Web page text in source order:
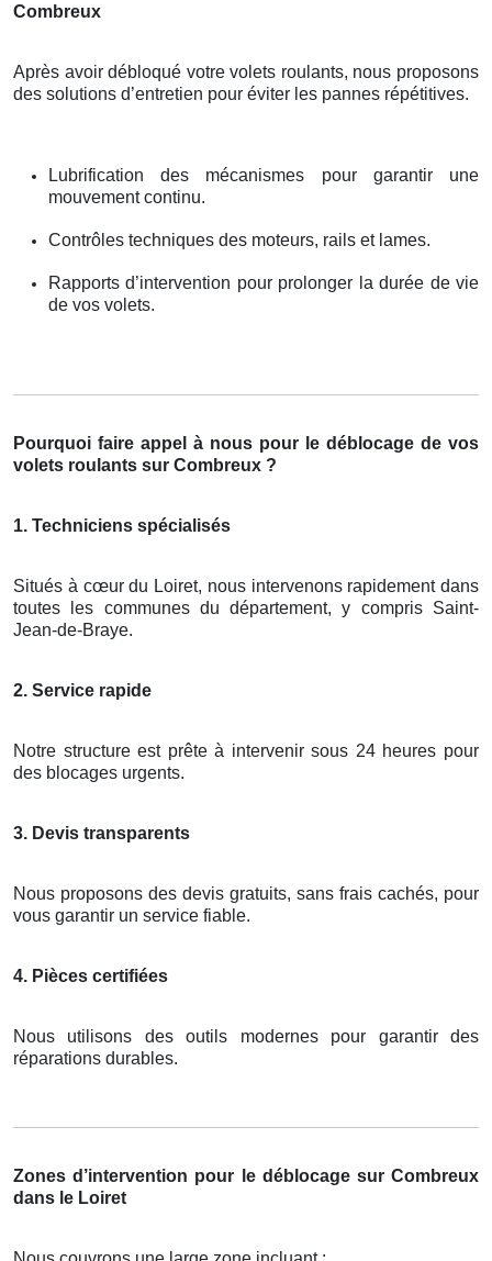
Combreux
Après avoir débloqué votre volets roulants, nous proposons
des solutions d’entretien pour éviter les pannes répétitives.
Lubrification des mécanismes pour garantir une
mouvement continu.
Contrôles techniques des moteurs, rails et lames.
Rapports d’intervention pour prolonger la durée de vie
de vos volets.
Pourquoi faire appel à nous pour le déblocage de vos
volets roulants sur Combreux ?
1. Techniciens spécialisés
Situés à cœur du Loiret, nous intervenons rapidement dans
toutes les communes du département, y compris Saint-
Jean-de-Braye.
2. Service rapide
Notre structure est prête à intervenir sous 24 heures pour
des blocages urgents.
3. Devis transparents
Nous proposons des devis gratuits, sans frais cachés, pour
vous garantir un service fiable.
4. Pièces certifiées
Nous utilisons des outils modernes pour garantir des
réparations durables.
Zones d’intervention pour le déblocage sur Combreux
dans le Loiret